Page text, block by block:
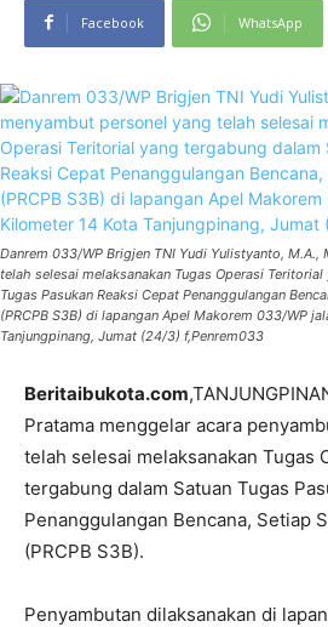
Facebook WhatsApp
Danrem 033/WP Brigjen TNI Yudi Yulistyanto, M.A.,
telah selesai melaksanakan Tugas Operasi
Tugas Pasukan Reaksi Cepat Penanggulangan
(PRCPB S3B) di lapangan Apel Makorem 033/WP
Tanjungpinang, Jumat (24/3) f,Penrem033
Beritaibukota.com
Pratama menggelar acara
telah selesai melaksanakan Tugas
tergabung dalam Satuan Tugas
Penanggulangan Bencana, Setiap
(PRCPB S3B).
Penyambutan dilaksanakan di